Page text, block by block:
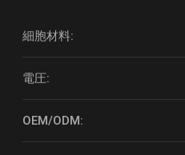
細胞材料:
電圧:
OEM/ODM: